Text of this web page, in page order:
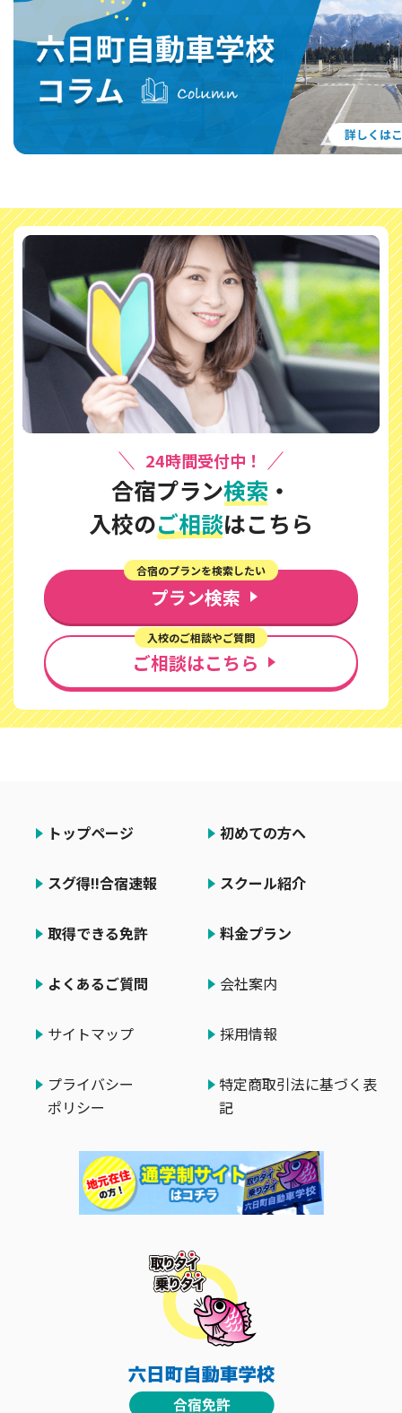
24時間受付中！
合宿プラン検索 ・
入校のご相談はこちら
プラン検索
合宿のプランを検索したい
ご相談はこちら
入校のご相談やご質問
トップページ 初めての方へ
スグ得!!合宿速報 スクール紹介
取得できる免許 料金プラン
よくあるご質問 会社案内
サイトマップ 採用情報
プライバシー
ポリシー
特定商取引法に基づく表
記